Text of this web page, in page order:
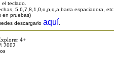
teclado.
5,6,7,8,1,0,o,p,q,a,barra espaciadora, etc
en pruebas)
descargarlo aquí
4+
2002